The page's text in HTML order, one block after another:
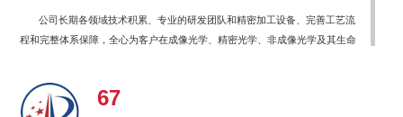
公司长期各领域技术积累、专业的研发团队和精密加工设备、完善工艺流
程和完整体系保障，全心为客户在成像光学、精密光学、非成像光学及其生命
67